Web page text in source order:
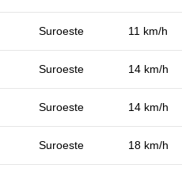
Suroeste 11 km/h
Suroeste 14 km/h
Suroeste 14 km/h
Suroeste 18 km/h